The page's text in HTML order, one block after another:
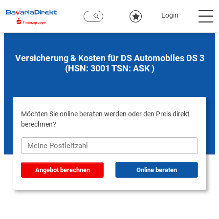
Hauptinhalt
Login
Versicherung & Kosten für DS Automobiles DS 3
(HSN: 3001 TSN: ASK )
Möchten Sie online beraten werden oder den Preis direkt
berechnen?
Angebot berechnen Online beraten